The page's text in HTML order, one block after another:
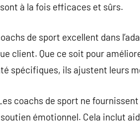
à la fois efficaces et sûrs.
de sport excellent dans
client. Que ce soit pour
spécifiques, ils ajustent leurs
coachs de sport ne
émotionnel. Cela inclut